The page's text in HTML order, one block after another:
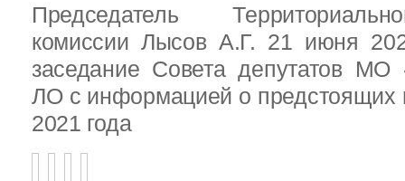
Председатель
комиссии Лысов А.Г. 21 июня
заседание Совета депутатов МО
ЛО с информацией о предстоящих
2021 года